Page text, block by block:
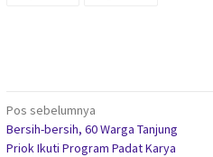
Navigasi
pos
Pos sebelumnya
Bersih-bersih, 60 Warga Tanjung
Priok Ikuti Program Padat Karya